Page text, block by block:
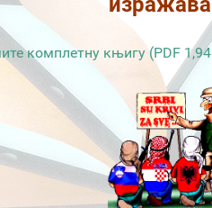
комплетну књигу (PDF